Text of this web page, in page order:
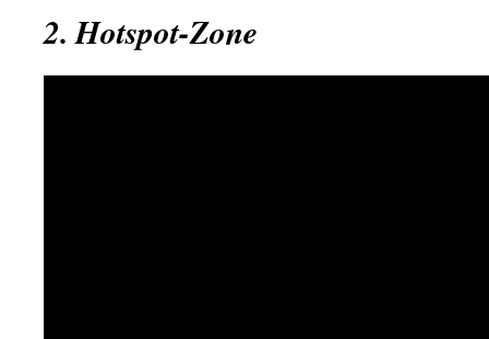
2. Hotspot-Zone